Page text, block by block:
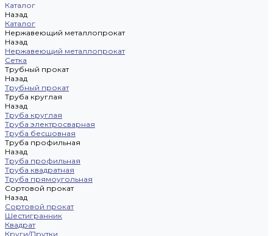
Каталог
Назад
Каталог
Нержавеющий металлопрокат
Назад
Нержавеющий металлопрокат
Сетка
Трубный прокат
Назад
Трубный прокат
Труба круглая
Назад
Труба круглая
Труба электросварная
Труба бесшовная
Труба профильная
Назад
Труба профильная
Труба квадратная
Труба прямоугольная
Сортовой прокат
Назад
Сортовой прокат
Шестигранник
Квадрат
Круги/Прутки